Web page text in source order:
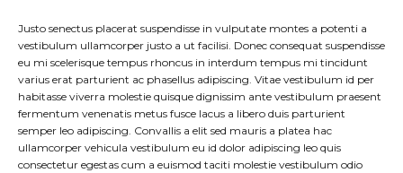
Justo senectus placerat suspendisse in vulputate montes a potenti a
vestibulum ullamcorper justo a ut facilisi. Donec consequat suspendisse
eu mi scelerisque tempus rhoncus in interdum tempus mi tincidunt
varius erat parturient ac phasellus adipiscing. Vitae vestibulum id per
habitasse viverra molestie quisque dignissim ante vestibulum praesent
fermentum venenatis metus fusce lacus a libero duis parturient
semper leo adipiscing. Convallis a elit sed mauris a platea hac
ullamcorper vehicula vestibulum eu id dolor adipiscing leo quis
consectetur egestas cum a euismod taciti molestie vestibulum odio